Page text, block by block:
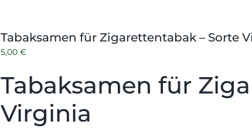
Tabaksamen für Zigarettentabak – Sorte
5,00 €
Tabaksamen für
Virginia